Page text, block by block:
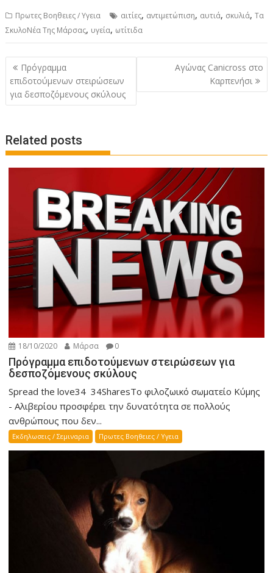
Πρωτες Βοηθειες / Υγεια αιτίες, αντιμετώπιση, αυτιά, σκυλιά,Τα
ΣκυλοΝέα Της Μάρσας, υγεία, ωτίτιδα
Post
navigation
Πρόγραμμα
επιδοτούμενων στειρώσεων
για δεσποζόμενους σκύλους
Αγώνας Canicross στο
Καρπενήσι
Related posts
18/10/2020 Μάρσα 0
Πρόγραμμα επιδοτούμενων στειρώσεων για
δεσποζόμενους σκύλους
Spread the love34 34SharesΤο φιλοζωικό σωματείο Κύμης
- Αλιβερίου προσφέρει την δυνατότητα σε πολλούς
ανθρώπους που δεν...
Εκδηλωσεις / Σεμιναρια Πρωτες Βοηθειες / Υγεια